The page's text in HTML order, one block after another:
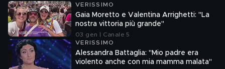
VERISSIMO
Gaia Moretto e Valentina Arrighetti: "La
nostra vittoria più grande"
03 gen | Canale 5
VERISSIMO
Alessandra Battaglia: "Mio padre era
violento anche con mia mamma malata"